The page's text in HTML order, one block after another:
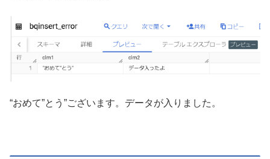
“おめて”とう”ございます。データが入りました。